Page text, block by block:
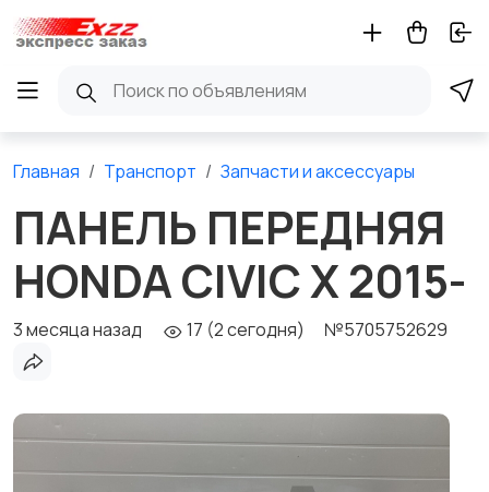
Главная Транспорт Запчасти и аксессуары
ПАНЕЛЬ ПЕРЕДНЯЯ
HONDA CIVIC X 2015-
3 месяца назад 17 (2 сегодня) №5705752629